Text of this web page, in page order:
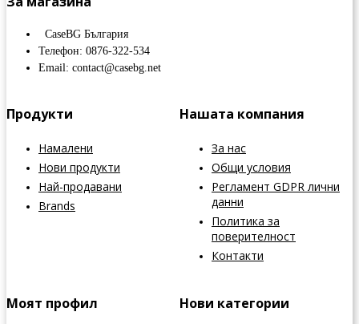
CaseBG България
Телефон: 0876-322-534
Email: contact@casebg.net
Продукти
Намалени
Нови продукти
Най-продавани
Brands
Нашата компания
За нас
Общи условия
Регламент GDPR лични
данни
Политика за
поверителност
Контакти
Моят профил Нови категории